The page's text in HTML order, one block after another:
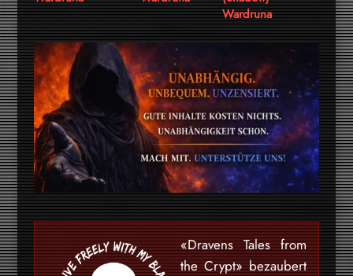
Wardruna
«Dravens Tales from
the Crypt» bezaubert